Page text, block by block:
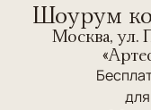
Шоурум
Москва, ул.